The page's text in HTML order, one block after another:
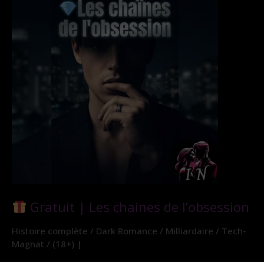
Gratuit | Les chaines de l’obsession
Histoire complète / Dark Romance / Milliardaire / Tech-
Magnat / (18+) |